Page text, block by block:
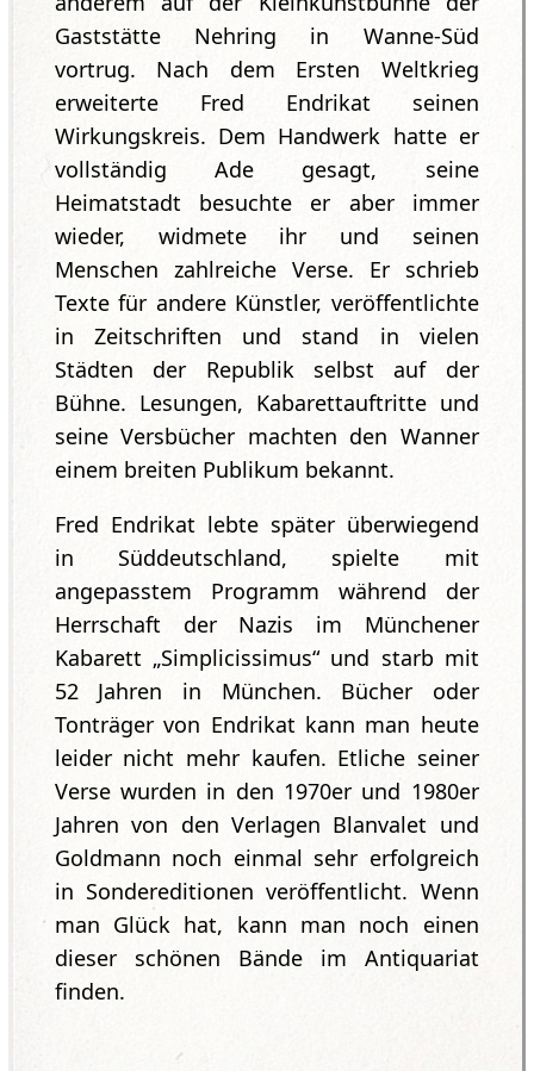
Gaststätte Nehring in Wanne-Süd
vortrug. Nach dem Ersten Weltkrieg
erweiterte Fred Endrikat seinen
Wirkungskreis. Dem Handwerk hatte er
vollständig Ade gesagt, seine
Heimatstadt besuchte er aber immer
wieder, widmete ihr und seinen
Menschen zahlreiche Verse. Er schrieb
Texte für andere Künstler, veröffentlichte
in Zeitschriften und stand in vielen
Städten der Republik selbst auf der
Bühne. Lesungen, Kabarettauftritte und
seine Versbücher machten den Wanner
einem breiten Publikum bekannt.
Fred Endrikat lebte später überwiegend
in Süddeutschland, spielte mit
angepasstem Programm während der
Herrschaft der Nazis im Münchener
Kabarett „Simplicissimus“ und starb mit
52 Jahren in München. Bücher oder
Tonträger von Endrikat kann man heute
leider nicht mehr kaufen. Etliche seiner
Verse wurden in den 1970er und 1980er
Jahren von den Verlagen Blanvalet und
Goldmann noch einmal sehr erfolgreich
in Sondereditionen veröffentlicht. Wenn
man Glück hat, kann man noch einen
dieser schönen Bände im Antiquariat
finden.